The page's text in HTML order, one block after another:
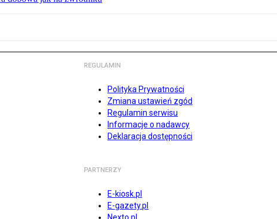
REGULAMIN
Polityka Prywatności
Zmiana ustawień zgód
Regulamin serwisu
Informacje o nadawcy
Deklaracja dostępności
PARTNERZY
E-kiosk.pl
E-gazety.pl